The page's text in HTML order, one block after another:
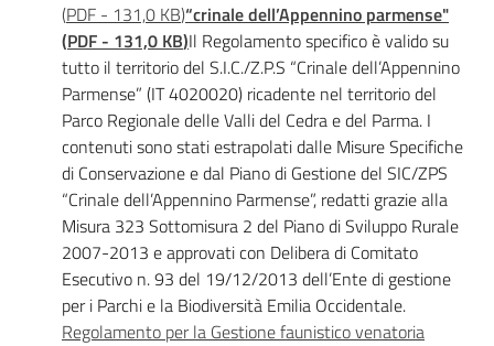
(PDF - 131,0 KB)“crinale dell’Appennino parmense"
(PDF - 131,0 KB)Il Regolamento specifico è valido su
tutto il territorio del S.I.C./Z.P.S “Crinale dell’Appennino
Parmense” (IT 4020020) ricadente nel territorio del
Parco Regionale delle Valli del Cedra e del Parma. I
contenuti sono stati estrapolati dalle Misure Specifiche
di Conservazione e dal Piano di Gestione del SIC/ZPS
“Crinale dell’Appennino Parmense”, redatti grazie alla
Misura 323 Sottomisura 2 del Piano di Sviluppo Rurale
2007-2013 e approvati con Delibera di Comitato
Esecutivo n. 93 del 19/12/2013 dell’Ente di gestione
per i Parchi e la Biodiversità Emilia Occidentale.
Regolamento per la Gestione faunistico venatoria